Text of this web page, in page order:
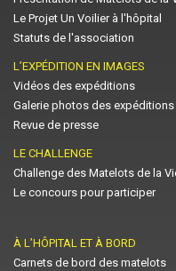
Le Projet Un Voilier à l'hôpital
Statuts de l'association
L’EXPÉDITION EN IMAGES
Vidéos des expéditions
Galerie photos des expéditions
Revue de presse
LE CHALLENGE
Challenge des Matelots de la
Le concours pour participer
À L’HÔPITAL ET À BORD
Carnets de bord des matelots